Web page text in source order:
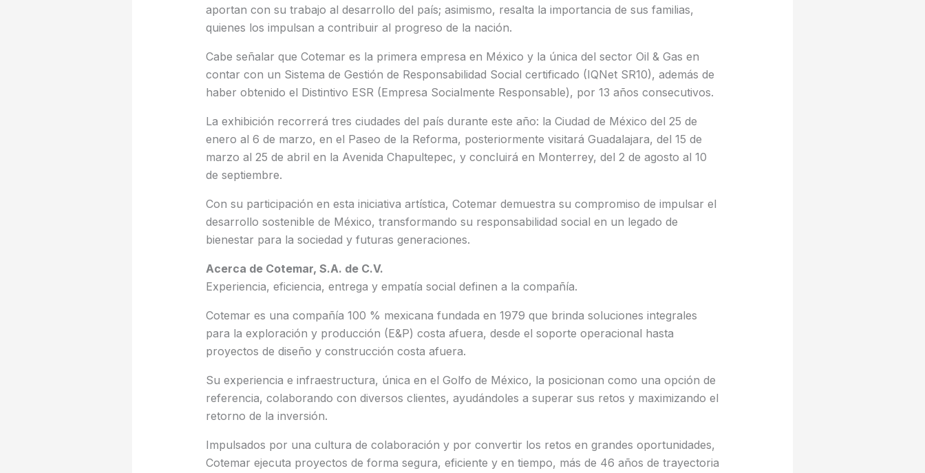
aportan con su trabajo al desarrollo del país; asimismo, resalta la importancia de sus familias,
quienes los impulsan a contribuir al progreso de la nación.
Cabe señalar que Cotemar es la primera empresa en México y la única del sector Oil & Gas en
contar con un Sistema de Gestión de Responsabilidad Social certificado (IQNet SR10), además de
haber obtenido el Distintivo ESR (Empresa Socialmente Responsable), por 13 años consecutivos.
La exhibición recorrerá tres ciudades del país durante este año: la Ciudad de México del 25 de
enero al 6 de marzo, en el Paseo de la Reforma, posteriormente visitará Guadalajara, del 15 de
marzo al 25 de abril en la Avenida Chapultepec, y concluirá en Monterrey, del 2 de agosto al 10
de septiembre.
Con su participación en esta iniciativa artística, Cotemar demuestra su compromiso de impulsar el
desarrollo sostenible de México, transformando su responsabilidad social en un legado de
bienestar para la sociedad y futuras generaciones.
Acerca de Cotemar, S.A. de C.V.
Experiencia, eficiencia, entrega y empatía social definen a la compañía.
Cotemar es una compañía 100 % mexicana fundada en 1979 que brinda soluciones integrales
para la exploración y producción (E&P) costa afuera, desde el soporte operacional hasta
proyectos de diseño y construcción costa afuera.
Su experiencia e infraestructura, única en el Golfo de México, la posicionan como una opción de
referencia, colaborando con diversos clientes, ayudándoles a superar sus retos y maximizando el
retorno de la inversión.
Impulsados por una cultura de colaboración y por convertir los retos en grandes oportunidades,
Cotemar ejecuta proyectos de forma segura, eficiente y en tiempo, más de 46 años de trayectoria